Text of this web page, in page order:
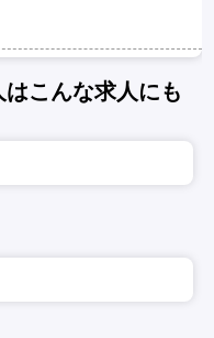
こんな求人にも